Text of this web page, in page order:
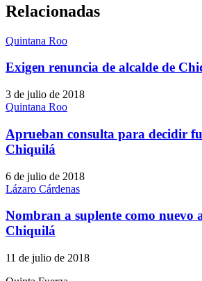
Relacionadas
Quintana Roo
Exigen renuncia de alcalde de
3 de julio de 2018
Quintana Roo
Aprueban consulta para decidir
Chiquilá
6 de julio de 2018
Lázaro Cárdenas
Nombran a suplente como nuevo
Chiquilá
11 de julio de 2018